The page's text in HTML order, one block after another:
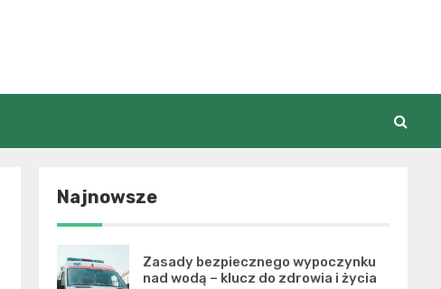
Najnowsze
Zasady bezpiecznego wypoczynku
nad wodą – klucz do zdrowia i życia